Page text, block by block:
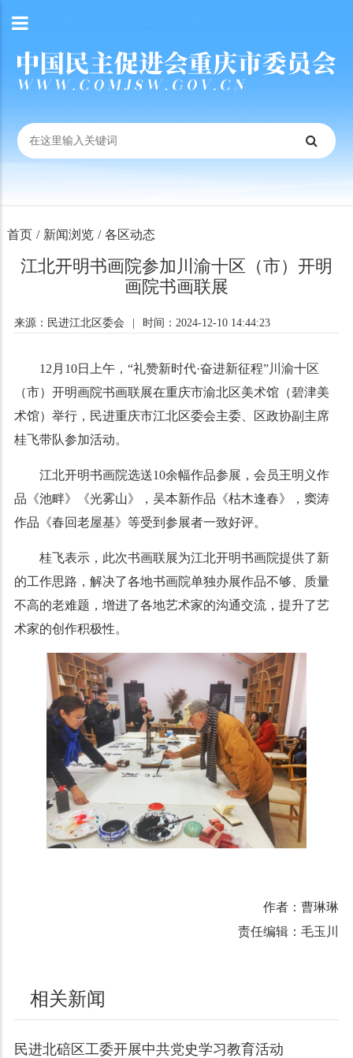
首页 / 新闻浏览 / 各区动态
江北开明书画院参加川渝十区（市）开明
画院书画联展
来源：民进江北区委会 时间：2024-12-10 14:44:23
12月10日上午，“礼赞新时代·奋进新征程”川渝十区
（市）开明画院书画联展在重庆市渝北区美术馆（碧津美
术馆）举行，民进重庆市江北区委会主委、区政协副主席
桂飞带队参加活动。
江北开明书画院选送10余幅作品参展，会员王明义作
品《池畔》《光雾山》，吴本新作品《枯木逢春》，窦涛
作品《春回老屋基》等受到参展者一致好评。
桂飞表示，此次书画联展为江北开明书画院提供了新
的工作思路，解决了各地书画院单独办展作品不够、质量
不高的老难题，增进了各地艺术家的沟通交流，提升了艺
术家的创作积极性。
作者：曹琳琳
责任编辑：毛玉川
相关新闻
民进北碚区工委开展中共党史学习教育活动